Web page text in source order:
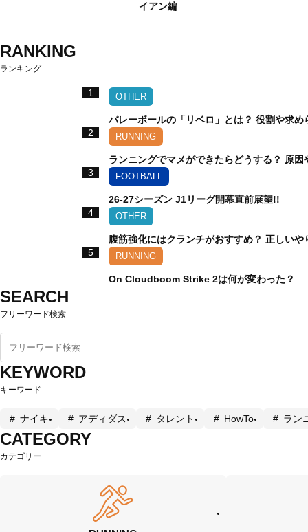
イアン編
RANKING
ランキング
1 OTHER
バレーボールの「リベロ」とは？ 役割や求め
2
RUNNING
ランニングでマメができたらどうする？ 原
3
FOOTBALL
26-27シーズン J1リーグ開幕直前展望!!
4
OTHER
腹筋強化にはクランチがおすすめ？ 正しいや
5
RUNNING
On Cloudboom Strike 2は何が変わった？
SEARCH
フリーワード検索
KEYWORD
キーワード
ナイキ アディダス タレント HowTo ラン
CATEGORY
カテゴリー